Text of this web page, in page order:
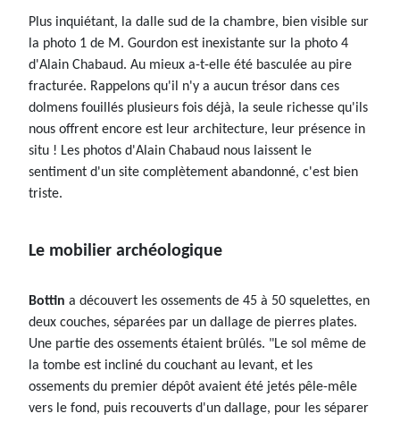
Plus inquiétant, la dalle sud de la chambre, bien visible sur
la photo 1 de M. Gourdon est inexistante sur la photo 4
d'Alain Chabaud. Au mieux a-t-elle été basculée au pire
fracturée. Rappelons qu'il n'y a aucun trésor dans ces
dolmens fouillés plusieurs fois déjà, la seule richesse qu'ils
nous offrent encore est leur architecture, leur présence in
situ ! Les photos d'Alain Chabaud nous laissent le
sentiment d'un site complètement abandonné, c'est bien
triste.
Le mobilier archéologique
Bottin a découvert les ossements de 45 à 50 squelettes, en
deux couches, séparées par un dallage de pierres plates.
Une partie des ossements étaient brûlés. "Le sol même de
la tombe est incliné du couchant au levant, et les
ossements du premier dépôt avaient été jetés pêle-mêle
vers le fond, puis recouverts d'un dallage, pour les séparer